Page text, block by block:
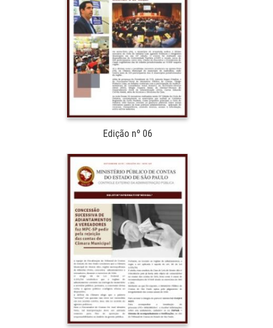
Edição nº 06